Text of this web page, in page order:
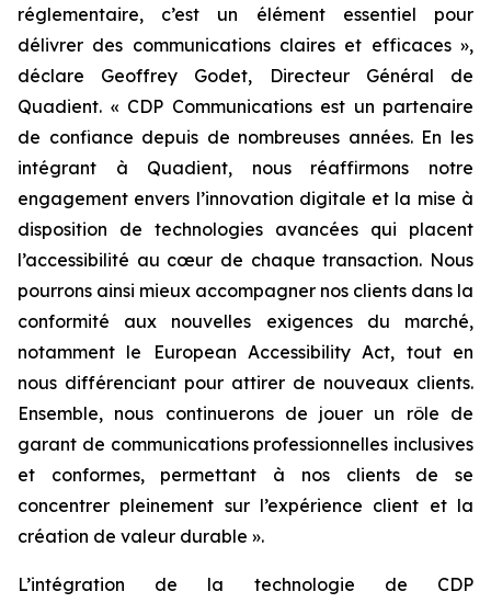
réglementaire, c’est un élément essentiel pour
délivrer des communications claires et efficaces »,
déclare Geoffrey Godet, Directeur Général de
Quadient. « CDP Communications est un partenaire
de confiance depuis de nombreuses années. En les
intégrant à Quadient, nous réaffirmons notre
engagement envers l’innovation digitale et la mise à
disposition de technologies avancées qui placent
l’accessibilité au cœur de chaque transaction. Nous
pourrons ainsi mieux accompagner nos clients dans la
conformité aux nouvelles exigences du marché,
notamment le European Accessibility Act, tout en
nous différenciant pour attirer de nouveaux clients.
Ensemble, nous continuerons de jouer un rôle de
garant de communications professionnelles inclusives
et conformes, permettant à nos clients de se
concentrer pleinement sur l’expérience client et la
création de valeur durable ».
L’intégration de la technologie de CDP